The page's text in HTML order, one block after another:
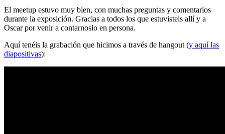
El meetup estuvo muy bien, con muchas preguntas y comentarios
durante la exposición. Gracias a todos los que estuvisteis allí y a
Oscar por venir a contarnoslo en persona.
Aquí tenéis la grabación que hicimos a través de hangout (y aquí las
diapositivas):